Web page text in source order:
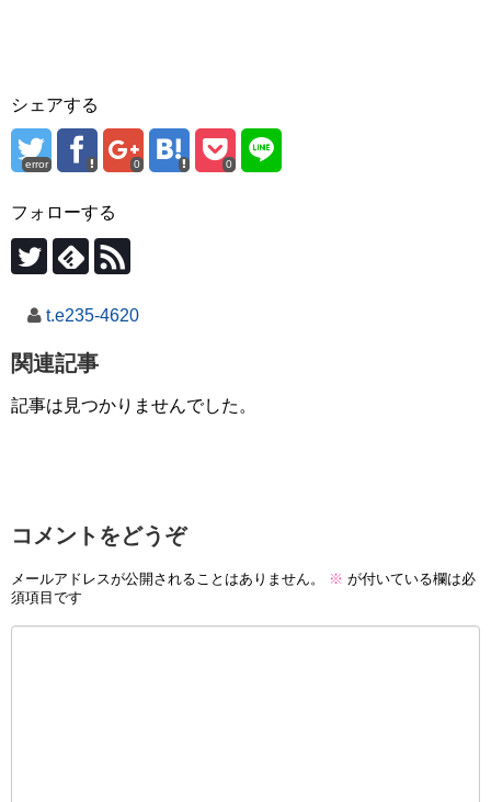
シェアする
error 0 0
フォローする
t.e235-4620
関連記事
記事は見つかりませんでした。
コメントをどうぞ
メールアドレスが公開されることはありません。 ※ が付いている欄は必
須項目です